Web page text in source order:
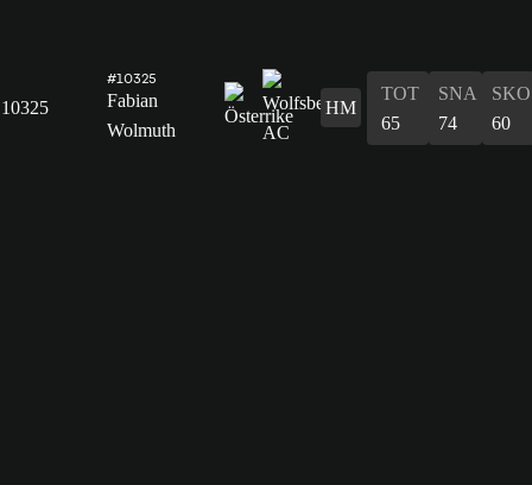
10325
#10325
Fabian
Wolmuth
HM
TOT
65
SNA
74
SKO
60